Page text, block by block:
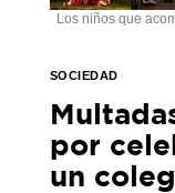
Los niños que
SOCIEDAD
por
un